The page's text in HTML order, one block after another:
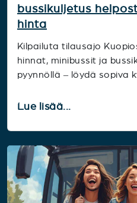
bussikuljetus
hinta
Kilpailuta tilausajo
hinnat, minibussit ja
pyynnöllä – löydä sopiva
Lue lisää...